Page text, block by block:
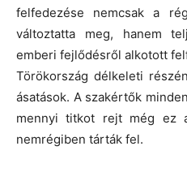
felfedezése nemcsak a
változtatta meg, hanem
emberi fejlődésről alkotott
Törökország délkeleti
ásatások. A szakértők
mennyi titkot rejt még ez
nemrégiben tárták fel.